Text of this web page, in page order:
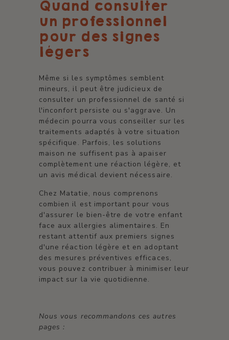
Quand consulter
un professionnel
pour des signes
légers
Même si les symptômes semblent
mineurs, il peut être judicieux de
consulter un professionnel de santé si
l'inconfort persiste ou s'aggrave. Un
médecin pourra vous conseiller sur les
traitements adaptés à votre situation
spécifique. Parfois, les solutions
maison ne suffisent pas à apaiser
complètement une réaction légère, et
un avis médical devient nécessaire.
Chez Matatie, nous comprenons
combien il est important pour vous
d'assurer le bien-être de votre enfant
face aux allergies alimentaires. En
restant attentif aux premiers signes
d'une réaction légère et en adoptant
des mesures préventives efficaces,
vous pouvez contribuer à minimiser leur
impact sur la vie quotidienne.
Nous vous recommandons ces autres
pages :